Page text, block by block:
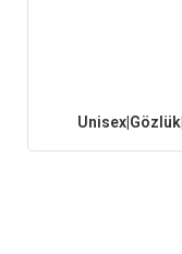
Unisex|Gözlük|